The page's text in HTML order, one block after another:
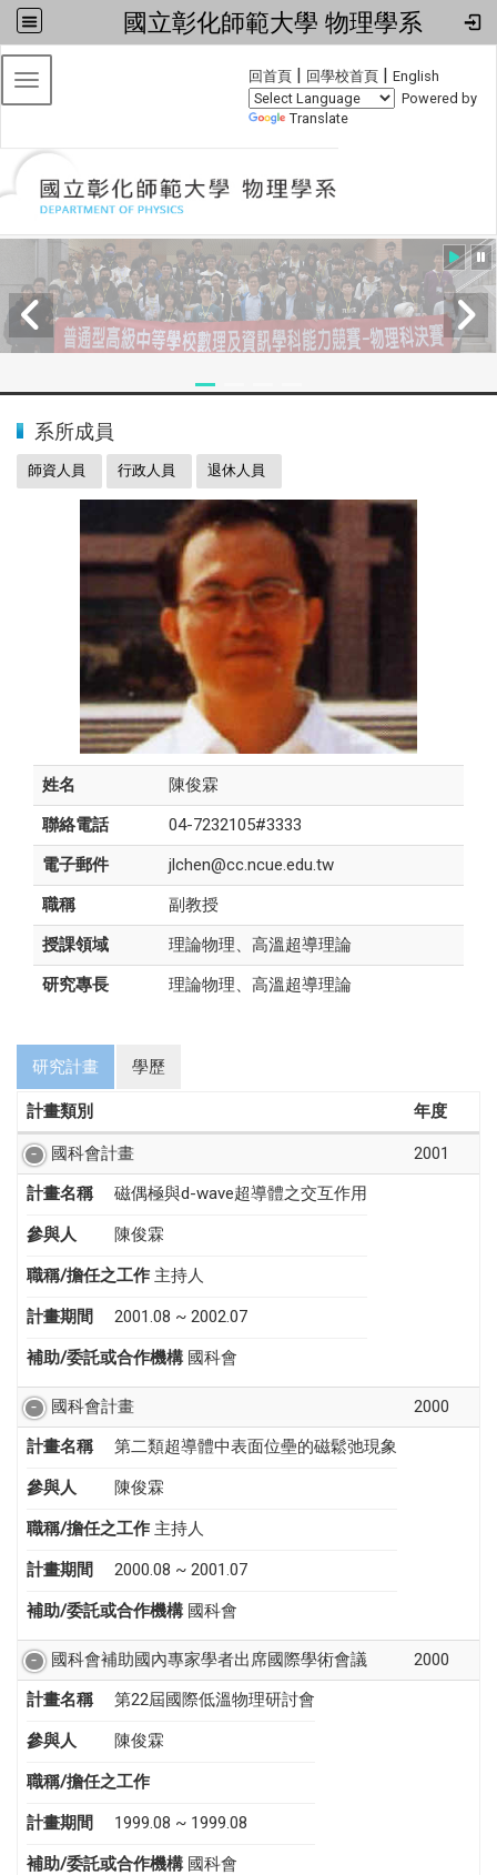
國立彰化師範大學 物理學系
回首頁 | 回學校首頁 | English
Powered by
Translate
Toggle navigation
系所成員
師資人員 行政人員 退休人員
姓名
陳俊霖
聯絡電話
04-7232105#3333
電子郵件
jlchen@cc.ncue.edu.tw
職稱
副教授
授課領域
理論物理、高溫超導理論
研究專長
理論物理、高溫超導理論
研究計畫 學歷
計畫類別 年度
國科會計畫
2001
計畫名稱
磁偶極與d-wave超導體之交互作用
參與人 陳俊霖
職稱/擔任之工作 主持人
計畫期間 2001.08 ~ 2002.07
補助/委託或合作機構 國科會
國科會計畫
2000
計畫名稱
第二類超導體中表面位壘的磁鬆弛現象
參與人 陳俊霖
職稱/擔任之工作 主持人
計畫期間 2000.08 ~ 2001.07
補助/委託或合作機構 國科會
國科會補助國內專家學者出席國際學術會議
2000
計畫名稱
第22屆國際低溫物理研討會
參與人 陳俊霖
職稱/擔任之工作
計畫期間 1999.08 ~ 1999.08
補助/委託或合作機構 國科會